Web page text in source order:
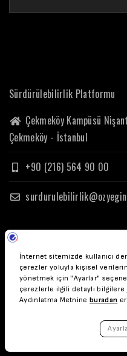
Sürdürülebilirlik Platformu
Çekmeköy Kampüsü
Çekmeköy - İstanbul
+90 (216) 564 90 00